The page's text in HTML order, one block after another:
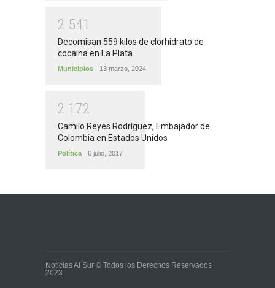
2 541
Decomisan 559 kilos de clorhidrato de
cocaína en La Plata
Municipios 13 marzo, 2024
2 1 72
Camilo Reyes Rodríguez, Embajador de
Colombia en Estados Unidos
Política 6 julio, 2017
Noticias Al Sur © Todos los Derechos Reservados
2023